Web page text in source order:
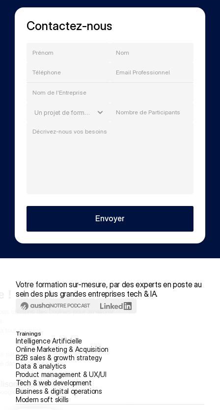
Votre formation sur-mesure, par des experts en poste au
sein des plus grandes entreprises tech & IA.
NOTRE PODCAST
Trainings
Intelligence Artificielle
Online Marketing & Acquisition
B2B sales & growth strategy
Data & analytics
Product management & UX/UI
Tech & web development
Business & digital operations
Modern soft skills
Contactez-nous
Envoyer
Formation Stratégies de
prospection
4,7/5 sur